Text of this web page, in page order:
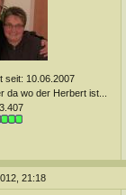
seit: 10.06.2007
da wo der Herbert ist...
21:18